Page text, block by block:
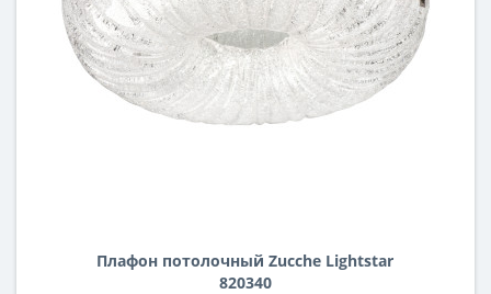
Плафон потолочный Zucche Lightstar
820340